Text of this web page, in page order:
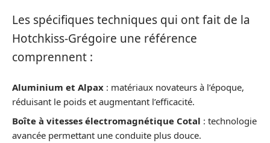
Les spécifiques techniques qui ont fait de la
Hotchkiss-Grégoire une référence
comprennent :
Aluminium et Alpax : matériaux novateurs à l’époque,
réduisant le poids et augmentant l’efficacité.
Boîte à vitesses électromagnétique Cotal : technologie
avancée permettant une conduite plus douce.